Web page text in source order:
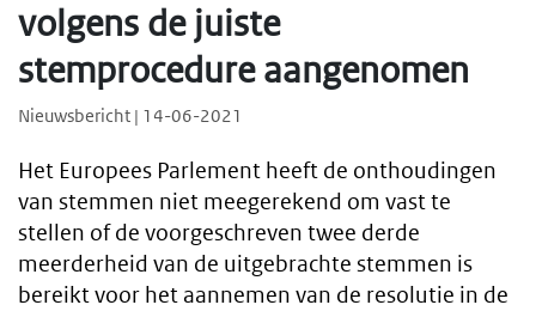
volgens de juiste
stemprocedure aangenomen
Nieuwsbericht | 14-06-2021
Het Europees Parlement heeft de onthoudingen
van stemmen niet meegerekend om vast te
stellen of de voorgeschreven twee derde
meerderheid van de uitgebrachte stemmen is
bereikt voor het aannemen van de resolutie in de